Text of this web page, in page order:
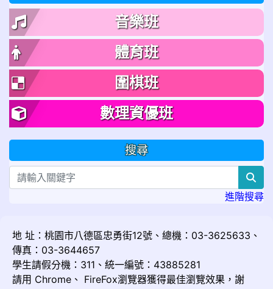
音樂班
體育班
圍棋班
數理資優班
搜尋
進階搜尋
地 址：桃園市八德區忠勇街12號、總機：03-3625633、
傳真：03-3644657
學生請假分機：311、統一編號：43885281
請用 Chrome 、 FireFox瀏覽器獲得最佳瀏覽效果，謝